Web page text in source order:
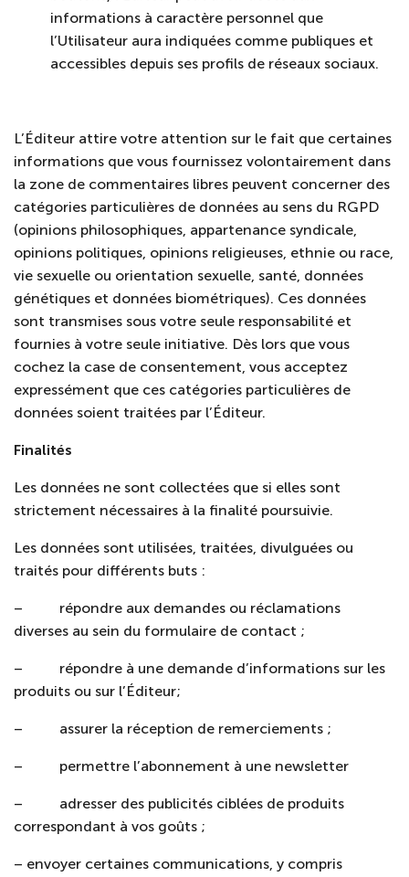
informations à caractère personnel que
l’Utilisateur aura indiquées comme publiques et
accessibles depuis ses profils de réseaux sociaux.
L’Éditeur attire votre attention sur le fait que certaines
informations que vous fournissez volontairement dans
la zone de commentaires libres peuvent concerner des
catégories particulières de données au sens du RGPD
(opinions philosophiques, appartenance syndicale,
opinions politiques, opinions religieuses, ethnie ou race,
vie sexuelle ou orientation sexuelle, santé, données
génétiques et données biométriques). Ces données
sont transmises sous votre seule responsabilité et
fournies à votre seule initiative. Dès lors que vous
cochez la case de consentement, vous acceptez
expressément que ces catégories particulières de
données soient traitées par l’Éditeur.
Finalités
Les données ne sont collectées que si elles sont
strictement nécessaires à la finalité poursuivie.
Les données sont utilisées, traitées, divulguées ou
traités pour différents buts :
–
répondre aux demandes ou réclamations
diverses au sein du formulaire de contact ;
– répondre à une demande d’informations sur les
produits ou sur l’Éditeur;
– assurer la réception de remerciements ;
– permettre l’abonnement à une newsletter
– adresser des publicités ciblées de produits
correspondant à vos goûts ;
– envoyer certaines communications, y compris